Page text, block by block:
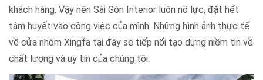
khách hàng. Vậy nên Sài Gòn Interior luôn nỗ lực, đặt hết
tâm huyết vào công việc của mình. Những hình ảnh thực tế
về cửa nhôm Xingfa tại đây sẽ tiếp nối tạo dựng niềm tin về
chất lượng và uy tín của chúng tôi.